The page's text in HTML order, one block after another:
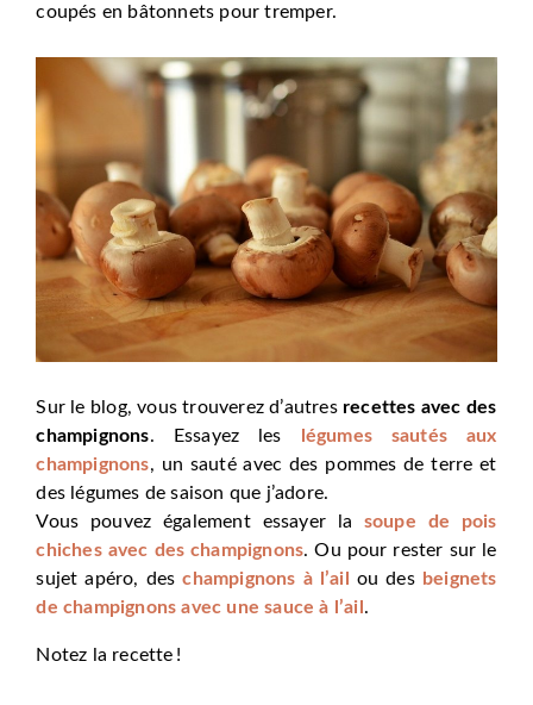
coupés en bâtonnets pour tremper.
Sur le blog, vous trouverez d’autres recettes avec des
champignons. Essayez les
légumes sautés aux
champignons, un sauté avec des pommes de terre et
des légumes de saison que j’adore.
Vous pouvez également essayer la soupe de pois
chiches avec des champignons. Ou pour rester sur le
sujet apéro, deschampignons à l’ail ou des beignets
de champignons avec une sauce à l’ail .
Notez la recette !